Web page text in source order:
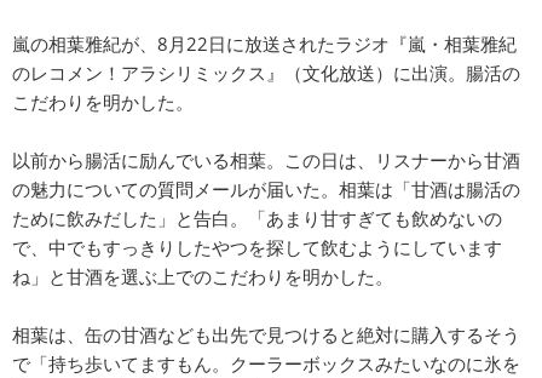
嵐の相葉雅紀が、8月22日に放送されたラジオ『嵐・相葉雅紀
のレコメン！アラシリミックス』（文化放送）に出演。腸活の
こだわりを明かした。
以前から腸活に励んでいる相葉。この日は、リスナーから甘酒
の魅力についての質問メールが届いた。相葉は「甘酒は腸活の
ために飲みだした」と告白。「あまり甘すぎても飲めないの
で、中でもすっきりしたやつを探して飲むようにしています
ね」と甘酒を選ぶ上でのこだわりを明かした。
相葉は、缶の甘酒なども出先で見つけると絶対に購入するそう
で「持ち歩いてますもん。クーラーボックスみたいなのに氷を